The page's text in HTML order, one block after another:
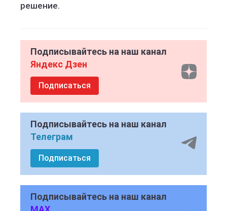
решение.
Подписывайтесь на наш канал
Яндекс Дзен
Подписаться
Подписывайтесь на наш канал
Телеграм
Подписаться
Подписывайтесь на наш канал